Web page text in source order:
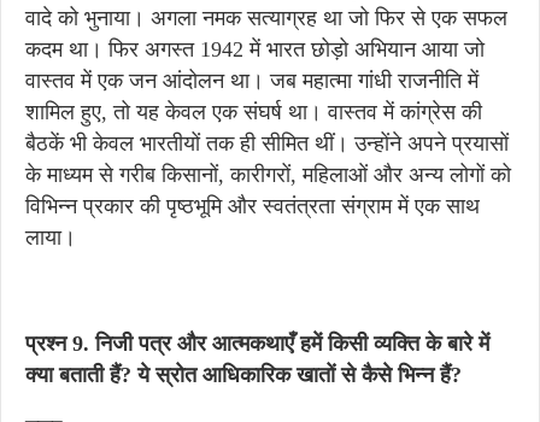
वादे को भुनाया। अगला नमक सत्याग्रह था जो फिर से एक सफल
कदम था। फिर अगस्त 1942 में भारत छोड़ो अभियान आया जो
वास्तव में एक जन आंदोलन था। जब महात्मा गांधी राजनीति में
शामिल हुए, तो यह केवल एक संघर्ष था। वास्तव में कांग्रेस की
बैठकें भी केवल भारतीयों तक ही सीमित थीं। उन्होंने अपने प्रयासों
के माध्यम से गरीब किसानों, कारीगरों, महिलाओं और अन्य लोगों को
विभिन्न प्रकार की पृष्ठभूमि और स्वतंत्रता संग्राम में एक साथ
लाया।
प्रश्न 9. निजी पत्र और आत्मकथाएँ हमें किसी व्यक्ति के बारे में
क्या बताती हैं? ये स्रोत आधिकारिक खातों से कैसे भिन्न हैं?